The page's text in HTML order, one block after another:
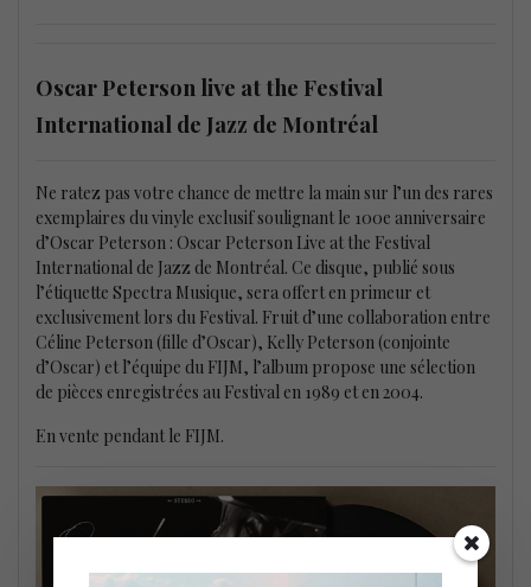
Oscar Peterson live at the Festival
International de Jazz de Montréal
Ne ratez pas votre chance de mettre la main sur l’un des rares
exemplaires du vinyle exclusif soulignant le 100e anniversaire
d’Oscar Peterson : Oscar Peterson Live at the Festival
International de Jazz de Montréal. Ce disque, publié sous
l’étiquette Spectra Musique, sera offert en primeur et
exclusivement lors du Festival. Fruit d’une collaboration entre
Céline Peterson (fille d’Oscar), Kelly Peterson (conjointe
d’Oscar) et l’équipe du FIJM, l’album propose une sélection
de pièces enregistrées au Festival en 1989 et en 2004.
En vente pendant le FIJM.